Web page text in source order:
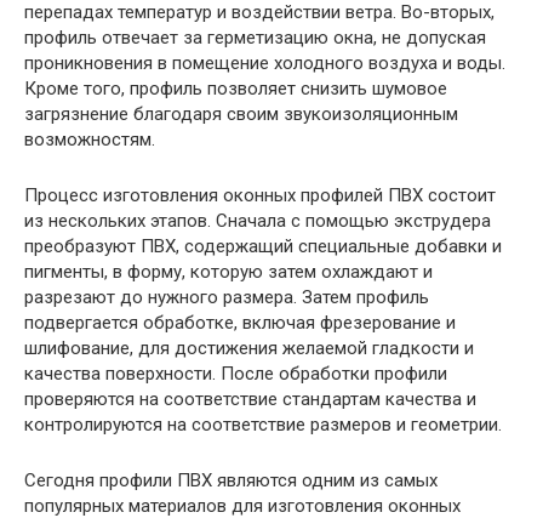
перепадах температур и воздействии ветра. Во-вторых,
профиль отвечает за герметизацию окна, не допуская
проникновения в помещение холодного воздуха и воды.
Кроме того, профиль позволяет снизить шумовое
загрязнение благодаря своим звукоизоляционным
возможностям.
Процесс изготовления оконных профилей ПВХ состоит
из нескольких этапов. Сначала с помощью экструдера
преобразуют ПВХ, содержащий специальные добавки и
пигменты, в форму, которую затем охлаждают и
разрезают до нужного размера. Затем профиль
подвергается обработке, включая фрезерование и
шлифование, для достижения желаемой гладкости и
качества поверхности. После обработки профили
проверяются на соответствие стандартам качества и
контролируются на соответствие размеров и геометрии.
Сегодня профили ПВХ являются одним из самых
популярных материалов для изготовления оконных